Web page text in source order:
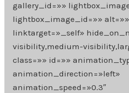
gallery_id=»»
lightbox_image_id=»»
linktarget=»_self»
visibility,medium-
class=»» id=»»
animation_direction=»left»
animation_speed=»0.3″